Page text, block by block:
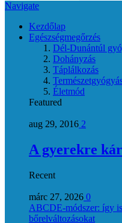
Navigate
Kezdőlap
Egészségmegőrzés
Dél-Dunántúl
Dohányzás
Táplálkozás
Életmód
Featured
aug 29, 2016 2
A gyerekre
Recent
márc 27, 2026 0
ABCDE‑módszer: így
bőrelváltozásokat